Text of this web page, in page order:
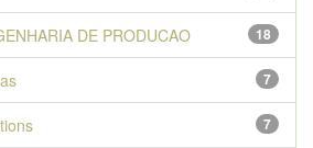
18
DE PRODUCAO
7
7